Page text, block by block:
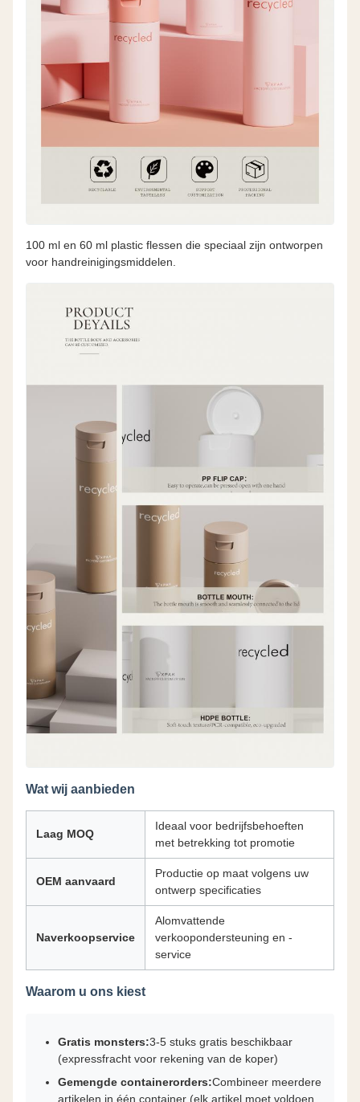
100 ml en 60 ml plastic flessen die speciaal zijn ontworpen
voor handreinigingsmiddelen.
Wat wij aanbieden
Laag MOQ
Ideaal voor bedrijfsbehoeften
met betrekking tot promotie
OEM aanvaard
Productie op maat volgens uw
ontwerp specificaties
Naverkoopservice
Alomvattende
verkoopondersteuning en -
service
Waarom u ons kiest
Gratis monsters:3-5 stuks gratis beschikbaar
(expressfracht voor rekening van de koper)
Gemengde containerorders:Combineer meerdere
artikelen in één container (elk artikel moet voldoen